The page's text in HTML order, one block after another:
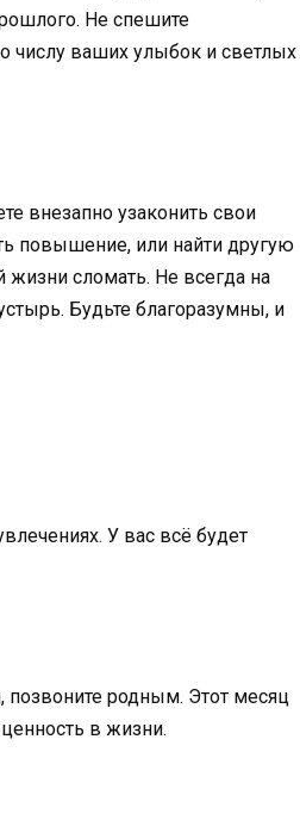
Не спешите
числу ваших улыбок и светлых
внезапно узаконить свои
повышение, или найти другую
сломать. Не всегда на
Будьте благоразумны, и
У вас всё будет
позвоните родным. Этот месяц
в жизни.